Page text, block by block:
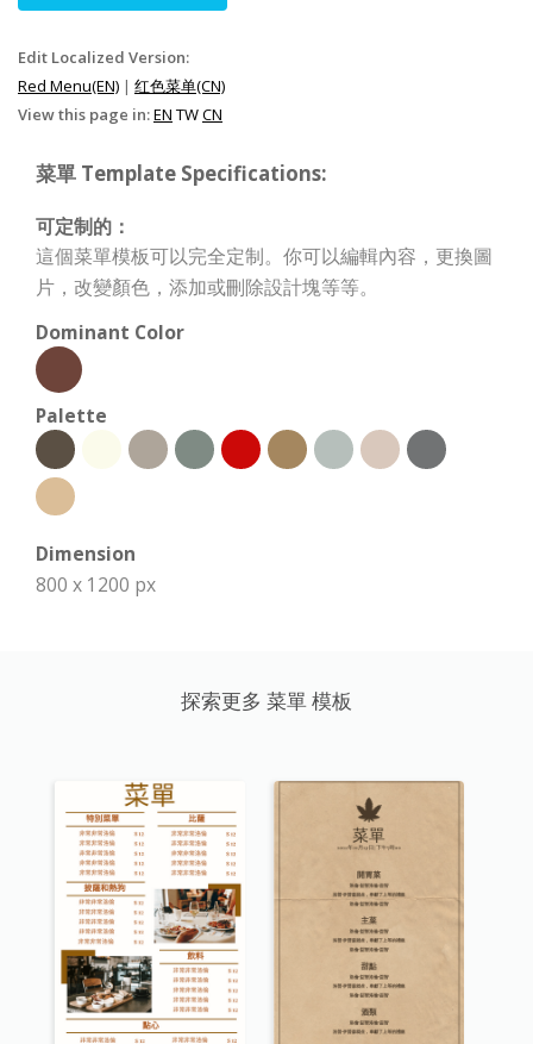
Edit Localized Version:
Red Menu(EN) | 红色菜单(CN)
View this page in:EN TWCN
菜單 Template Specifications:
可定制的：
這個菜單模板可以完全定制。你可以編輯內容，更換圖
片，改變顏色，添加或刪除設計塊等等。
Dominant Color
Palette
Dimension
800 x 1200 px
探索更多 菜單 模板